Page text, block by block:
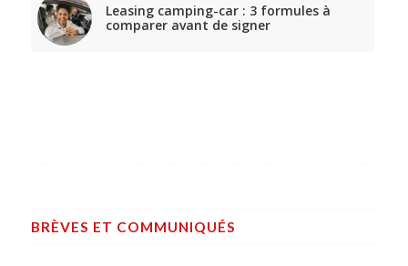
Leasing camping-car : 3 formules à
comparer avant de signer
BRÈVES ET COMMUNIQUÉS